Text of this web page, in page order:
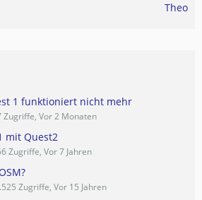
Theo
1 funktioniert nicht mehr
Zugriffe, Vor 2 Monaten
mit Quest2
Zugriffe, Vor 7 Jahren
Zugriffe, Vor 15 Jahren